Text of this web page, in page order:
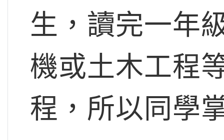
生，讀完一年
機或土木工程
程，所以同學